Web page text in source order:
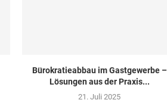
Bürokratieabbau im Gastgewerbe –
Lösungen aus der Praxis...
21. Juli 2025